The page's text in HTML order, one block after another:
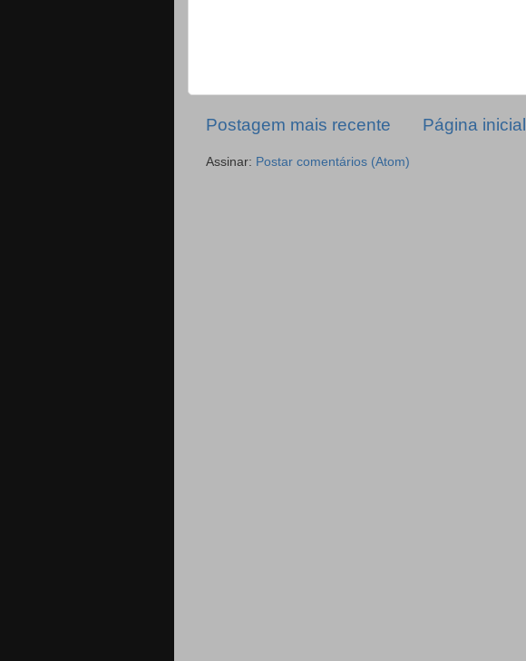
Postagem mais recente Página inicial
Assinar: Postar comentários (Atom)